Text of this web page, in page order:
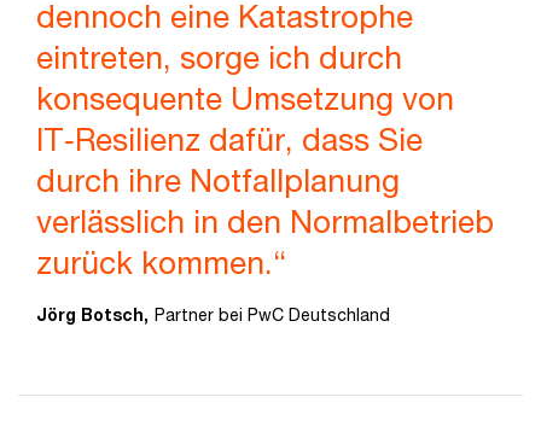
dennoch eine Katastrophe
eintreten, sorge ich durch
konsequente Umsetzung von
IT‑Resilienz dafür, dass Sie
durch ihre Notfallplanung
verlässlich in den Normalbetrieb
zurück kommen.“
Jörg Botsch, Partner bei PwC Deutschland